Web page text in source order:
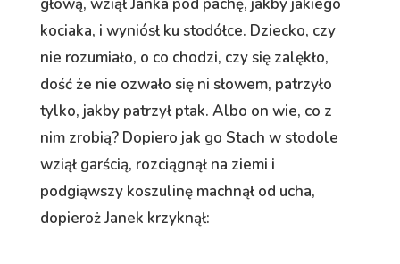
głową, wziął Janka pod pachę, jakby jakiego
kociaka, i wyniósł ku stodółce. Dziecko, czy
nie rozumiało, o co chodzi, czy się zalękło,
dość że nie ozwało się ni słowem, patrzyło
tylko, jakby patrzył ptak. Albo on wie, co z
nim zrobią? Dopiero jak go Stach w stodole
wziął garścią, rozciągnął na ziemi i
podgiąwszy koszulinę machnął od ucha,
dopieroż Janek krzyknął: